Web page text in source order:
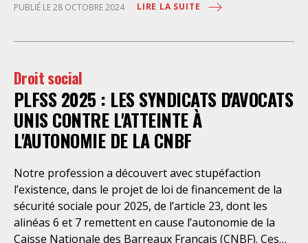
coûte le moindre euro à l’Etat. S’agissant d’un régime
conséquence, le taux d’augmentation annuelle de la
retraite de base. Ce régime, adapté aux besoins de la
profession d’avocat, présente de nombreuses
caractéristiques spécifiques et notamment un
dispositif allégé de cotisations pour les jeunes ainsi
l’ancienneté et l’âge. La profession d’avocat est
extrêmement attachée à ce dispositif de solidarité
professionnelle, qui fonctionne très bien et dont les
perspectives économiques sont viables. Elle a
PUBLIÉ LE 28 OCTOBRE 2024 LIRE LA SUITE
Droit social
PLFSS 2025 : LES SYNDICATS D'AVOCATS
UNIS CONTRE L'ATTEINTE À
L'AUTONOMIE DE LA CNBF
Notre profession a découvert avec stupéfaction
l’existence, dans le projet de loi de financement de la
sécurité sociale pour 2025, de l’article 23, dont les
alinéas 6 et 7 remettent en cause l’autonomie de la
Caisse Nationale des Barreaux Français (CNBF). Ces